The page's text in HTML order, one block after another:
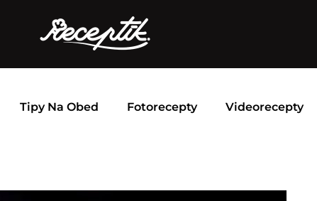
Tipy Na Obed Fotorecepty Videorecepty